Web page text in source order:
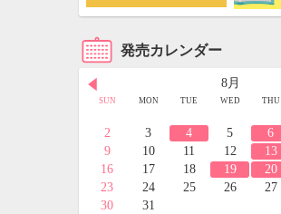
発売カレンダー
8月
SUN MON TUE WED THU
2
3 4 5 6
9
10 11 12 13
16
17 18 19 20
23
24 25 26 27
30
31